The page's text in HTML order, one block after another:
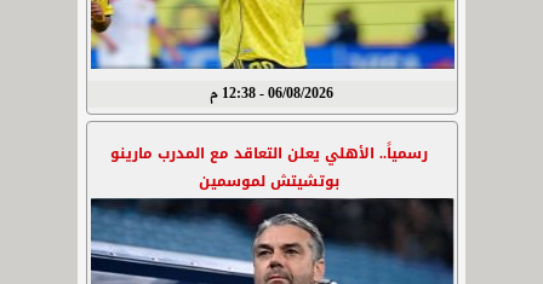
06/08/2026 - 12:38 م
رسمياً.. الأهلي يعلن التعاقد مع المدرب مارينو
بوتشيتش لموسمين